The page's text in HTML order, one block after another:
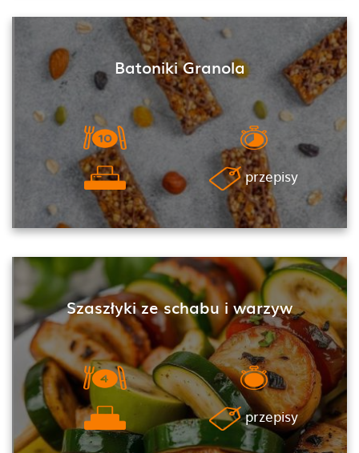
Batoniki Granola
przepisy
Szaszłyki ze schabu i warzyw
przepisy